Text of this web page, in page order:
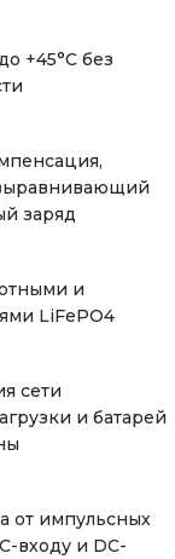
+45°С без
заряд
и
LiFePO4
сети
и батарей
от импульсных
входу и DC-